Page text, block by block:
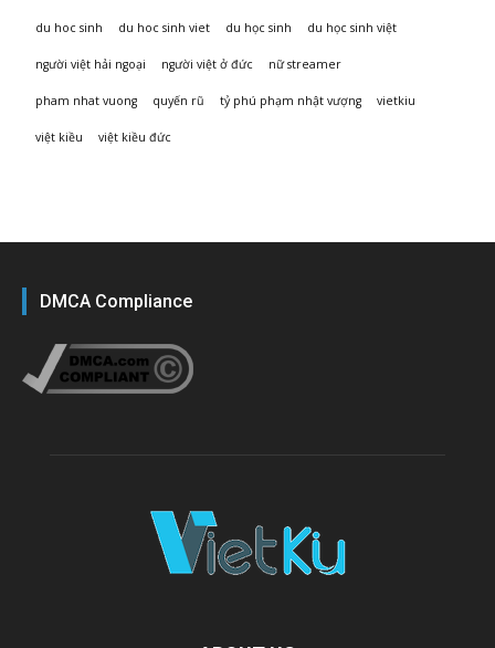
du hoc sinh du hoc sinh viet du học sinh du học sinh việt
người việt hải ngoại người việt ở đức nữ streamer
pham nhat vuong quyến rũ tỷ phú phạm nhật vượng vietkiu
việt kiều việt kiều đức
DMCA Compliance